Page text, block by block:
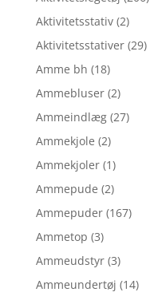
Aktivitetsstativ (2)
Aktivitetsstativer (29)
Amme bh (18)
Ammebluser (2)
Ammeindlæg (27)
Ammekjole (2)
Ammekjoler (1)
Ammepude (2)
Ammepuder (167)
Ammetop (3)
Ammeudstyr (3)
Ammeundertøj (14)